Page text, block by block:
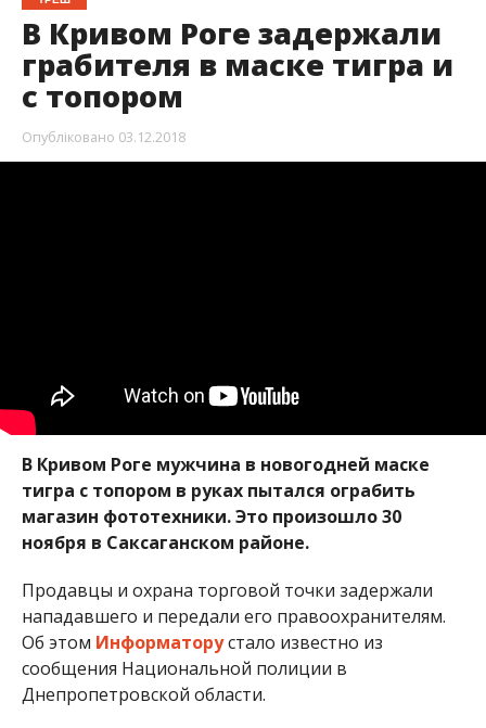
В Кривом Роге задержали
грабителя в маске тигра и
с топором
Опубліковано 03.12.2018
В Кривом Роге мужчина в новогодней маске
тигра с топором в руках пытался ограбить
магазин фототехники. Это произошло 30
ноября в Саксаганском районе.
Продавцы и охрана торговой точки задержали
нападавшего и передали его правоохранителям.
Об этом Информаторустало известно из
сообщения Национальной полиции в
Днепропетровской области.